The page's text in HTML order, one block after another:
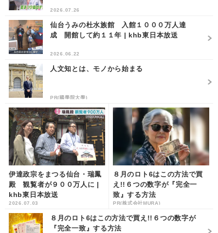
2026.07.26
仙台うみの杜水族館 入館１０００万人達
成 開館して約１１年 | khb東日本放送
2026.06.22
人文知とは、モノから始まる
PR(國學院大學)
伊達政宗をまつる仙台・瑞鳳
殿 観覧者が９００万人に |
khb東日本放送
2026.07.03
８月のロト6はこの方法で買
え!!６つの数字が『完全一
致』する方法
PR(株式会社MURA)
８月のロト6はこの方法で買え!!６つの数字が
『完全一致』する方法